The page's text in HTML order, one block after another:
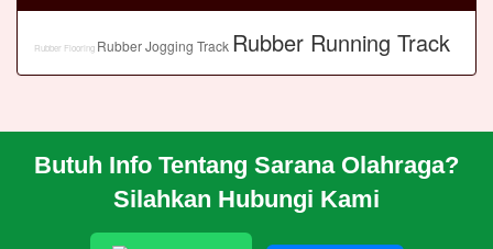
Butuh Info Tentang Sarana Olahraga?
Silahkan Hubungi Kami
Rubber Flooring Rubber Jogging Track Rubber Running Track
CARA PESAN